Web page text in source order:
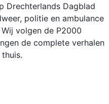
Drechterlands Dagblad
politie en ambulance
volgen de P2000
de complete verhalen